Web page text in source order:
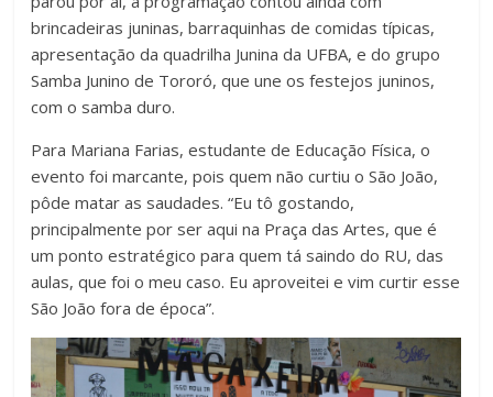
brincadeiras juninas, barraquinhas de comidas típicas,
apresentação da quadrilha Junina da UFBA, e do grupo
Samba Junino de Tororó, que une os festejos juninos,
com o samba duro.
Para Mariana Farias, estudante de Educação Física, o
evento foi marcante, pois quem não curtiu o São João,
pôde matar as saudades. “Eu tô gostando,
principalmente por ser aqui na Praça das Artes, que é
um ponto estratégico para quem tá saindo do RU, das
aulas, que foi o meu caso. Eu aproveitei e vim curtir esse
São João fora de época”.